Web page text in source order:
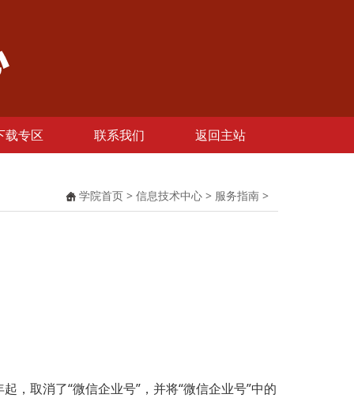
载专区 联系我们 返回主站
学院首页 > 信息技术中心 > 服务指南 >
取消了“微信企业号”，并将“微信企业号”中的